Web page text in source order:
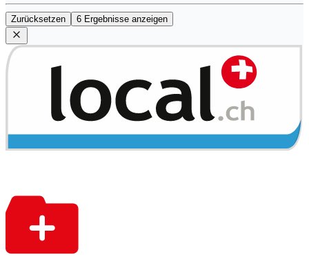
Zurücksetzen 6 Ergebnisse anzeigen